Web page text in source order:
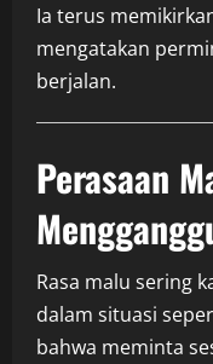
Ia terus
mengatakan
berjalan.
Perasaan
Rasa malu sering
dalam situasi
bahwa meminta